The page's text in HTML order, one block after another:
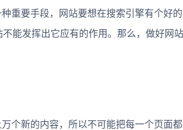
要手段，网站要想在搜索引擎有个好的
能发挥出它应有的作用。那么，做好网
新的内容，所以不可能把每一个页面都